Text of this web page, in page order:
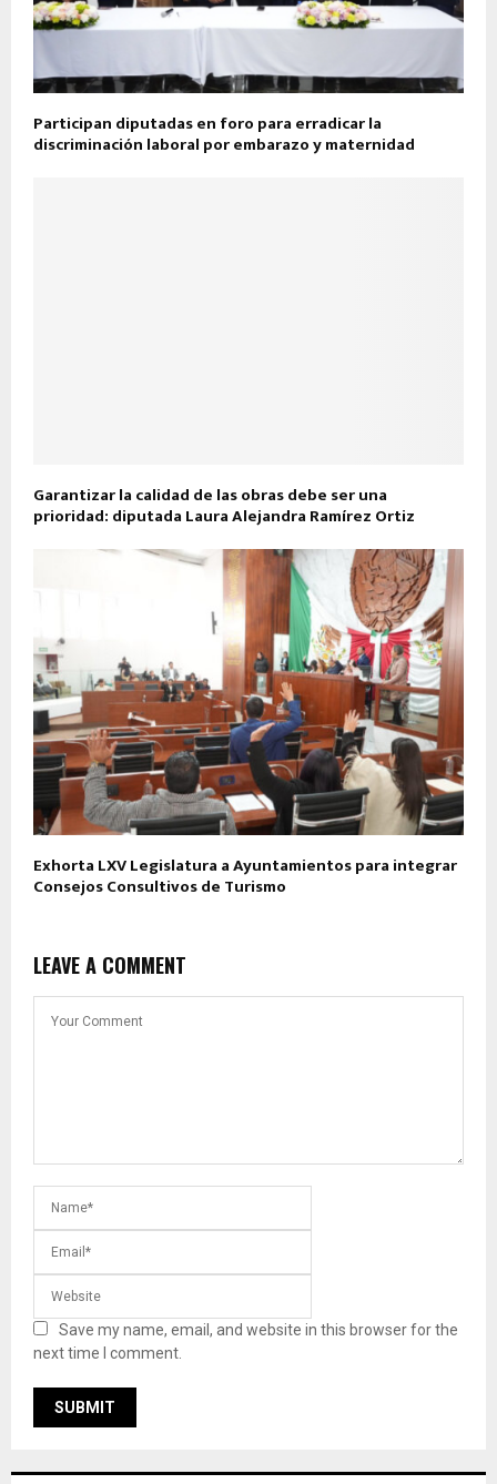
Participan diputadas en foro para erradicar la
discriminación laboral por embarazo y maternidad
Garantizar la calidad de las obras debe ser una
prioridad: diputada Laura Alejandra Ramírez Ortiz
Exhorta LXV Legislatura a Ayuntamientos para integrar
Consejos Consultivos de Turismo
LEAVE A COMMENT
Save my name, email, and website in this browser for the
next time I comment.